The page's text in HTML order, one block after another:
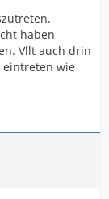
haben
Vllt auch drin
eintreten wie